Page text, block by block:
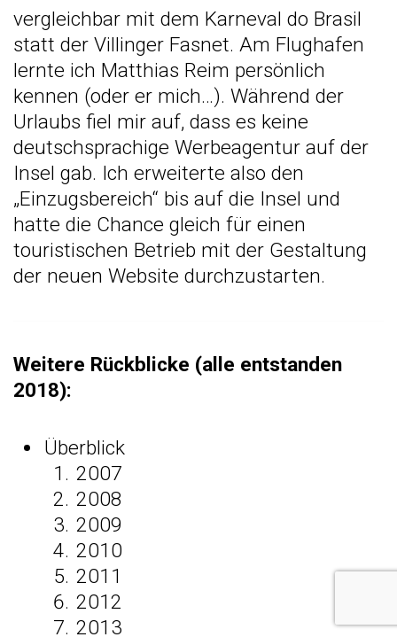
vergleichbar mit dem Karneval do Brasil
statt der Villinger Fasnet. Am Flughafen
lernte ich Matthias Reim persönlich
kennen (oder er mich…). Während der
Urlaubs fiel mir auf, dass es keine
deutschsprachige Werbeagentur auf der
Insel gab. Ich erweiterte also den
„Einzugsbereich“ bis auf die Insel und
hatte die Chance gleich für einen
touristischen Betrieb mit der Gestaltung
der neuen Website durchzustarten.
Weitere Rückblicke (alle entstanden
2018):
Überblick
2007
2008
2009
2010
2011
2012
2013